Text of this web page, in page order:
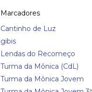
Marcadores
Cantinho de Luz
gibis
Lendas do Recomeço
Turma da Mônica (CdL)
Turma da Mônica Jovem